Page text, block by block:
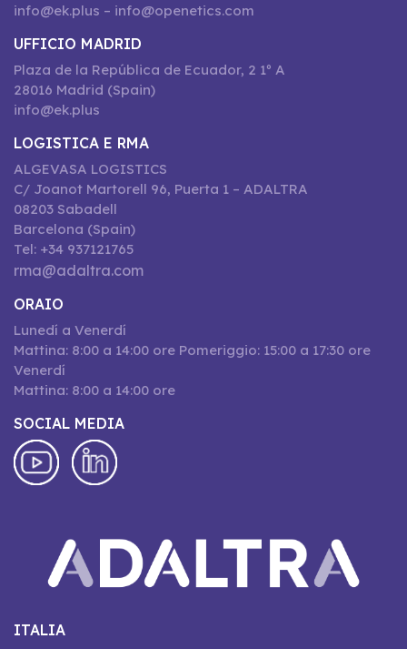
info@ek.plus – info@openetics.com
UFFICIO MADRID
Plaza de la República de Ecuador, 2 1º A
28016 Madrid (Spain)
info@ek.plus
LOGISTICA E RMA
ALGEVASA LOGISTICS
C/ Joanot Martorell 96, Puerta 1 – ADALTRA
08203 Sabadell
Barcelona (Spain)
Tel: +34 937121765
rma@adaltra.com
ORAIO
Lunedí a Venerdí
Mattina: 8:00 a 14:00 ore Pomeriggio: 15:00 a 17:30 ore
Venerdí
Mattina: 8:00 a 14:00 ore
SOCIAL MEDIA
ITALIA